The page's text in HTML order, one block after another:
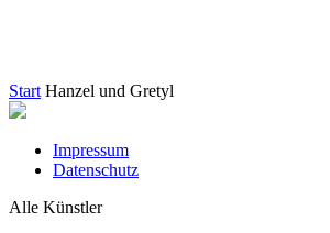
Start Hanzel und Gretyl
Impressum
Datenschutz
Alle Künstler